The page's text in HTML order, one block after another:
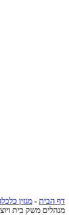
דף הבית - מגזין
מנהלים משק בית